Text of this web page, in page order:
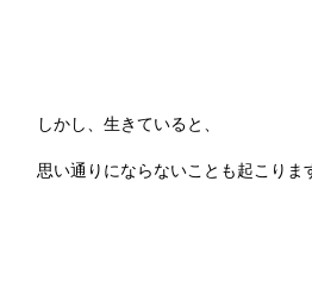
しかし、生きていると、
思い通りにならないことも起こりま